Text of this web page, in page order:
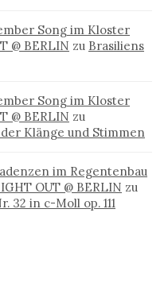
Song im Kloster
@ BERLIN zu Brasiliens
Song im Kloster
@ BERLIN zu
Klänge und Stimmen
im Regentenbau
OUT @ BERLIN zu
32 in c-Moll op. 111